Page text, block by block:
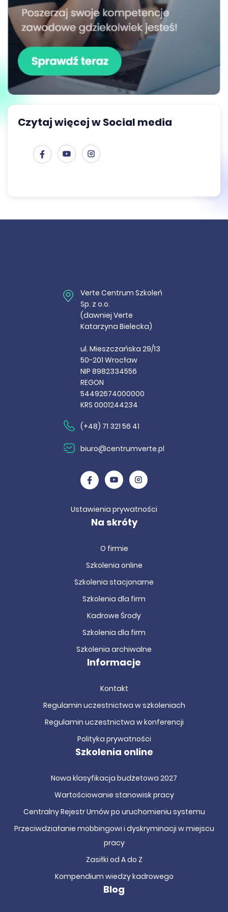
Czytaj więcej w Social media
Verte Centrum Szkoleń
Sp. z o.o.
(dawniej Verte
Katarzyna Bielecka)
ul. Mieszczańska 29/13
50-201 Wrocław
NIP 8982334556
REGON
54492674000000
KRS 0001244234
(+48) 71 321 56 41
biuro@centrumverte.pl
Ustawienia prywatności
Na skróty
O firmie
Szkolenia online
Szkolenia stacjonarne
Szkolenia dla firm
Kadrowe Środy
Szkolenia dla firm
Szkolenia archiwalne
Informacje
Kontakt
Regulamin uczestnictwa w szkoleniach
Regulamin uczestnictwa w konferencji
Polityka prywatności
Szkolenia online
Nowa klasyfikacja budżetowa 2027
Wartościowanie stanowisk pracy
Centralny Rejestr Umów po uruchomieniu systemu
Przeciwdziałanie mobbingowi i dyskryminacji w miejscu
pracy
Zasiłki od A do Z
Kompendium wiedzy kadrowego
Blog